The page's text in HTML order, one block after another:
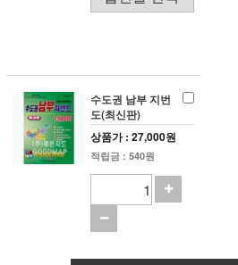
수도권 남부 지번
도(최신판)
상품가 : 27,000원
적립금 : 540원